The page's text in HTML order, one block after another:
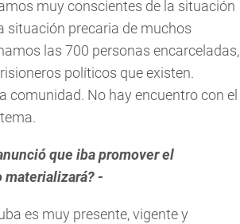
muy conscientes de la situación
situación precaria de muchos
las 700 personas encarceladas,
políticos que existen.
comunidad. No hay encuentro con el
que iba promover el
materializará? -
es muy presente, vigente y